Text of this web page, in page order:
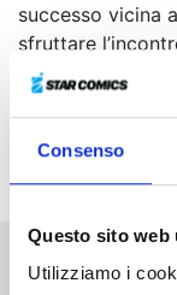
Consenso
Questo sito web
Utilizziamo i
successo vicina
sfruttare
attacchi
estinguere
epica battaglia